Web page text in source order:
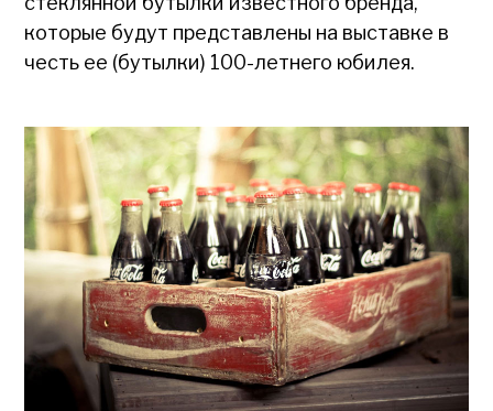
которые будут представлены на выставке в
честь ее (бутылки) 100-летнего юбилея.